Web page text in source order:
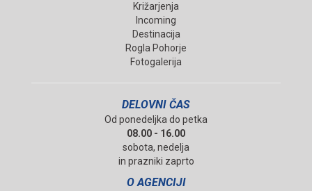
Križarjenja
Incoming
Destinacija
Rogla Pohorje
Fotogalerija
DELOVNI ČAS
Od ponedeljka do petka
08.00 - 16.00
sobota, nedelja
in prazniki zaprto
O AGENCIJI